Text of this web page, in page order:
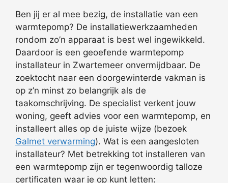
Ben jij er al mee bezig, de installatie van een
warmtepomp? De installatiewerkzaamheden
rondom zo’n apparaat is best wel ingewikkeld.
Daardoor is een geoefende warmtepomp
installateur in Zwartemeer onvermijdbaar. De
zoektocht naar een doorgewinterde vakman is
op z’n minst zo belangrijk als de
taakomschrijving. De specialist verkent jouw
woning, geeft advies voor een warmtepomp, en
installeert alles op de juiste wijze (bezoek
Galmet verwarming). Wat is een aangesloten
installateur? Met betrekking tot installeren van
een warmtepomp zijn er tegenwoordig talloze
certificaten waar je op kunt letten: